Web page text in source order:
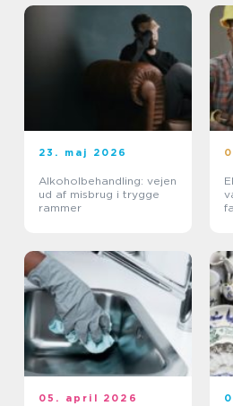
23. maj 2026
Alkoholbehandling: vejen
ud af misbrug i trygge
rammer
05. april 2026